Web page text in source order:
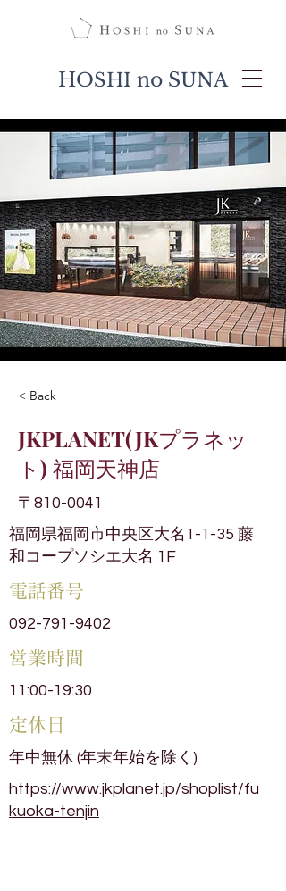
HOSHI no SUNA
< Back
JKPLANET(JKプラネッ
ト) 福岡天神店
〒810-0041
福岡県福岡市中央区大名1-1-35 藤
和コープソシエ大名 1F
電話番号
092-791-9402
​営業時間
11:00-19:30
​定休日
年中無休 (年末年始を除く)
https://www.jkplanet.jp/shoplist/fu
kuoka-tenjin